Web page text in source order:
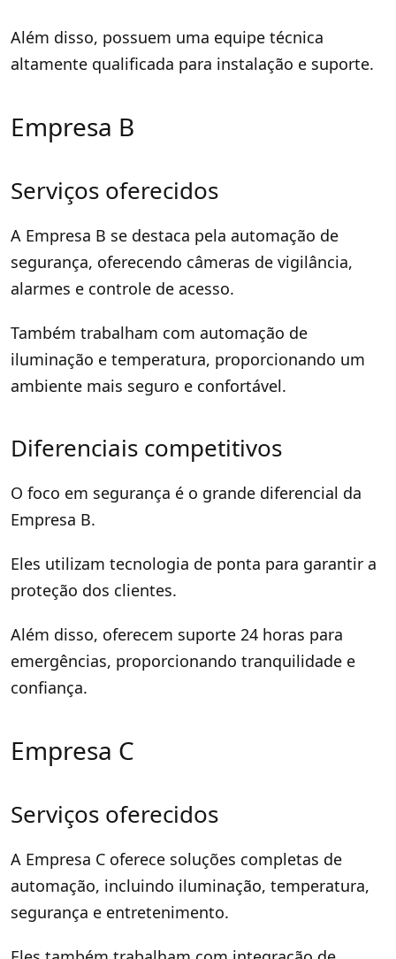
Além disso, possuem uma equipe técnica
altamente qualificada para instalação e suporte.
Empresa B
Serviços oferecidos
A Empresa B se destaca pela automação de
segurança, oferecendo câmeras de vigilância,
alarmes e controle de acesso.
Também trabalham com automação de
iluminação e temperatura, proporcionando um
ambiente mais seguro e confortável.
Diferenciais competitivos
O foco em segurança é o grande diferencial da
Empresa B.
Eles utilizam tecnologia de ponta para garantir a
proteção dos clientes.
Além disso, oferecem suporte 24 horas para
emergências, proporcionando tranquilidade e
confiança.
Empresa C
Serviços oferecidos
A Empresa C oferece soluções completas de
automação, incluindo iluminação, temperatura,
segurança e entretenimento.